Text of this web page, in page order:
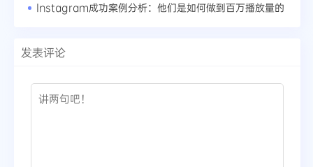
Instagram成功案例分析：他们是如何做到百万播放量的
发表评论